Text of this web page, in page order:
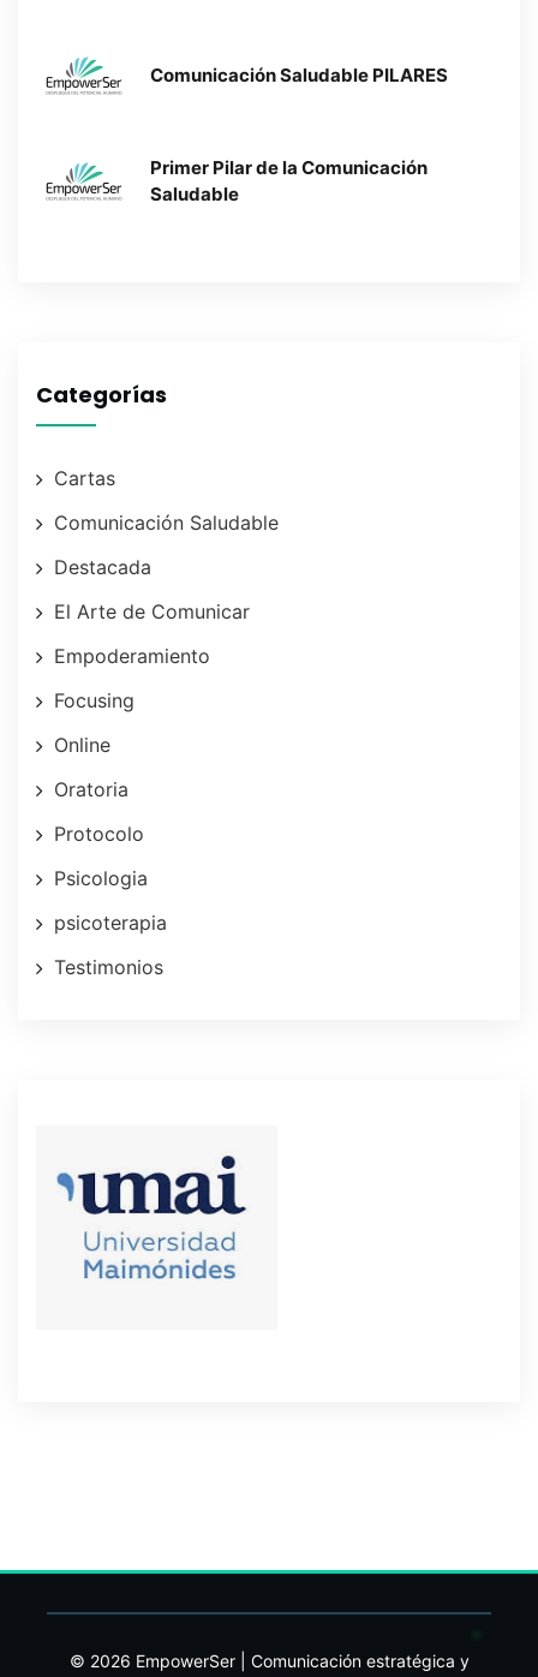
Comunicación Saludable PILARES
Primer Pilar de la Comunicación
Saludable
Categorías
Cartas
Comunicación Saludable
Destacada
El Arte de Comunicar
Empoderamiento
Focusing
Online
Oratoria
Protocolo
Psicologia
psicoterapia
Testimonios
© 2026 EmpowerSer | Comunicación estratégica y